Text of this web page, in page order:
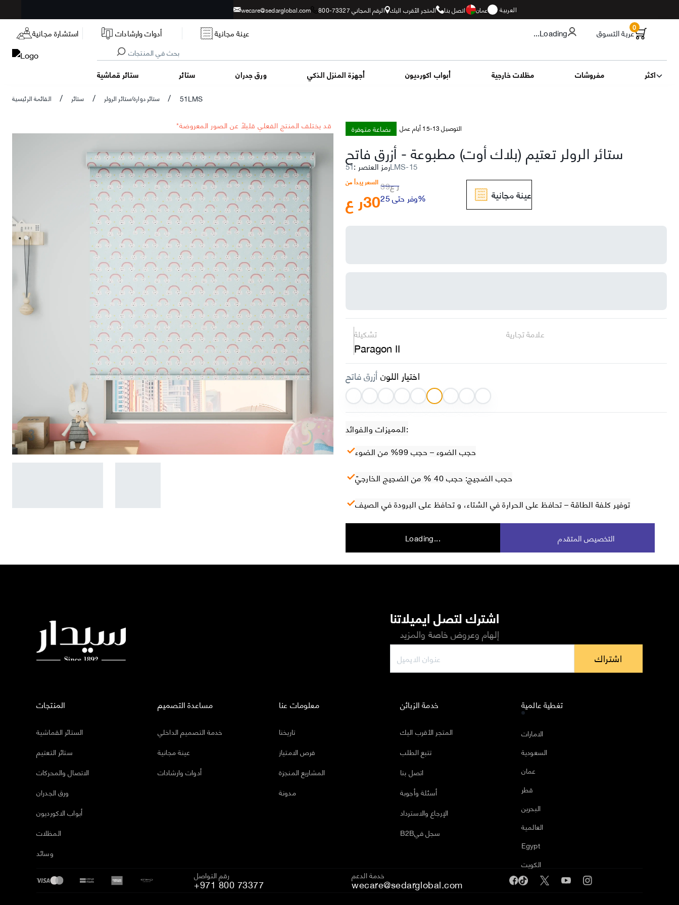
wecare@sedarglobal.com الرقم المجاني 73327-800 المتجر الأقرب اليك اتصل بنا عمان العربية
استشارة مجانية أدوات وارشادات عينة مجانية ...Loading عربة التسوق0
ستائر قماشية ستائر ورق جدران أجهزة المنزل الذكي أبواب اكورديون مظلات خارجية مفروشات اكثر
القائمة الرئيسية / ستائر / ستائر دوارة/ستائر الرولر / 51LMS
*قد يختلف المنتج الفعلي قليلاً عن الصور المعروضة بضاعة متوفرة التوصيل 13-15 أيام عمل
ستائر الرولر تعتيم (بلاك أوت) مطبوعة-أزرق فاتح
رمز العنصر : 51LMS-15
السعر يبدأ من
ر ع30
ر ع39
وفر حتى 25%
عينة مجانية
تشكيلة
Paragon II
علامة تجارية
اختيار اللونأزرق فاتح
المميزات والفوائد:
حجب الضوء – حجب 99% من الضوء
حجب الضجيج: حجب 40 % من الضجيج الخارجيّ
توفير كلفة الطاقة – تحافظ على الحرارة في الشتاء، و تحافظ على البرودة في الصيف
Loading... التخصيص المتقدم
اشترك لتصل ايميلاتنا
إلهام وعروض خاصة والمزيد
اشتراك
المنتجات
الستائر القماشية
ستائر التعتيم
الاتصال والمحركات
ورق الجدران
أبواب الاكورديون
المظلات
وسائد
مساعدة التصميم
خدمة التصميم الداخلي
عينة مجانية
أدوات وارشادات
معلومات عنا
تاريخنا
فرص الامتياز
المشاريع المنجزة
مدونة
خدمة الزبائن
المتجر الأقرب اليك
تتبع الطلب
اتصل بنا
أسئلة وأجوبة
الإرجاع والاسترداد
B2Bسجل في
تغطية عالمية
الامارات
السعودية
عمان
قطر
البحرين
العالمية
Egypt
الكويت
رقم التواصل
+971 800 73377
خدمة الدعم
wecare@sedarglobal.com